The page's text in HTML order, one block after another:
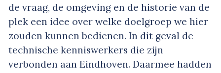
de vraag, de omgeving en de historie van de
plek een idee over welke doelgroep we hier
zouden kunnen bedienen. In dit geval de
technische kenniswerkers die zijn
verbonden aan Eindhoven. Daarmee hadden